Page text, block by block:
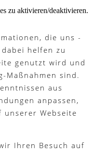
zu aktivieren/deaktivieren.
die uns -
helfen zu
genutzt wird und
Maßnahmen sind.
aus
anpassen,
Webseite
Ihren Besuch auf